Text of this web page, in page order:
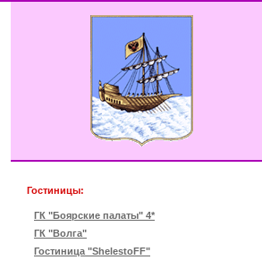
Гостиницы:
ГК "Боярские палаты" 4*
ГК "Волга"
Гостиница "ShelestoFF"